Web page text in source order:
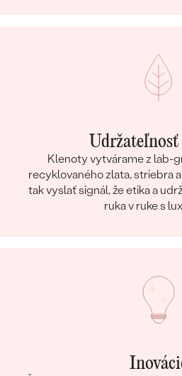
Udržateľnosť
Klenoty vytvárame z lab-
recyklovaného zlata, striebra
tak vyslať signál, že etika a
ruka v ruke s